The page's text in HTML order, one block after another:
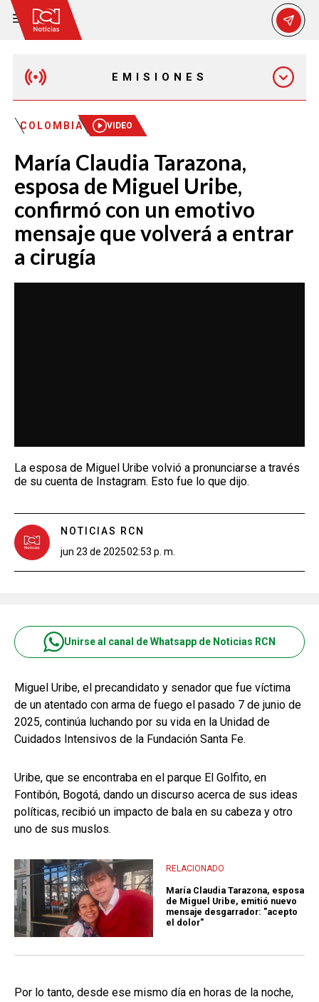
EMISIONES
MAÑANA EXPRESS
EMISIÓN 12:30 PM
EMISIÓN 7:00 PM
EMISIÓN 11:30 PM
COLOMBIA VIDEO
María Claudia Tarazona,
esposa de Miguel Uribe,
confirmó con un emotivo
mensaje que volverá a entrar
a cirugía
La esposa de Miguel Uribe volvió a pronunciarse a través
de su cuenta de Instagram. Esto fue lo que dijo.
NOTICIAS RCN
jun 23 de 202502:53 p. m.
Unirse al canal de Whatsapp de Noticias RCN
Miguel Uribe, el precandidato y senador que fue víctima
de un atentado con arma de fuego el pasado 7 de junio de
2025, continúa luchando por su vida en la Unidad de
Cuidados Intensivos de la Fundación Santa Fe.
Uribe, que se encontraba en el parque El Golfito, en
Fontibón, Bogotá, dando un discurso acerca de sus ideas
políticas, recibió un impacto de bala en su cabeza y otro
uno de sus muslos.
RELACIONADO
María Claudia Tarazona, esposa
de Miguel Uribe, emitió nuevo
mensaje desgarrador: "acepto
el dolor"
Por lo tanto, desde ese mismo día en horas de la noche,